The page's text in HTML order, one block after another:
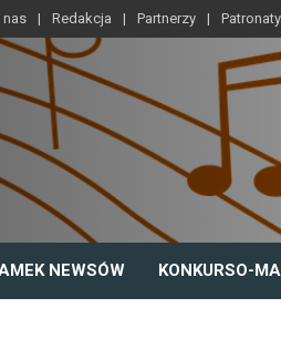
nas Redakcja Partnerzy Patronaty
NEWSÓW KONKURSO-